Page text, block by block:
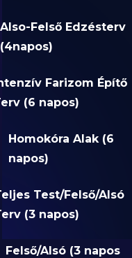
Also-Felső Edzésterv
(4napos)
Farizom Építő
(6 napos)
Homokóra Alak (6
napos)
Test/Felső/Alsó
(3 napos)
Felső/Alsó (3 napos